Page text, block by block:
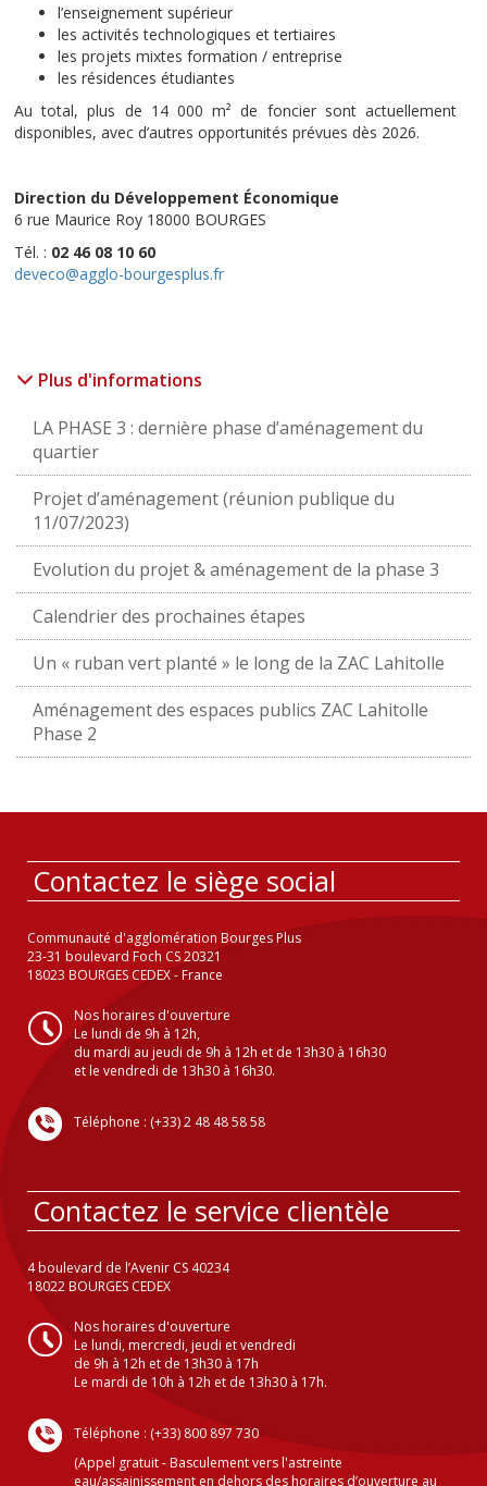
l’enseignement supérieur
les activités technologiques et tertiaires
les projets mixtes formation / entreprise
les résidences étudiantes
Au total, plus de 14 000 m² de foncier sont actuellement
disponibles, avec d’autres opportunités prévues dès 2026.
Direction du Développement Économique
6 rue Maurice Roy 18000 BOURGES
Tél. : 02 46 08 10 60
deveco@agglo-bourgesplus.fr
Plus d'informations
LA PHASE 3 : dernière phase d’aménagement du
quartier
Projet d’aménagement (réunion publique du
11/07/2023)
Evolution du projet & aménagement de la phase 3
Calendrier des prochaines étapes
Un « ruban vert planté » le long de la ZAC Lahitolle
Aménagement des espaces publics ZAC Lahitolle
Phase 2
Contactez le siège social
Communauté d'agglomération Bourges Plus
23-31 boulevard Foch CS 20321
18023 BOURGES CEDEX - France
Nos horaires d'ouverture
Le lundi de 9h à 12h,
du mardi au jeudi de 9h à 12h et de 13h30 à 16h30
et le vendredi de 13h30 à 16h30.
Téléphone : (+33) 2 48 48 58 58
Contactez le service clientèle
4 boulevard de l’Avenir CS 40234
18022 BOURGES CEDEX
Nos horaires d'ouverture
Le lundi, mercredi, jeudi et vendredi
de 9h à 12h et de 13h30 à 17h
Le mardi de 10h à 12h et de 13h30 à 17h.
Téléphone : (+33) 800 897 730
(Appel gratuit - Basculement vers l'astreinte
eau/assainissement en dehors des horaires d’ouverture au